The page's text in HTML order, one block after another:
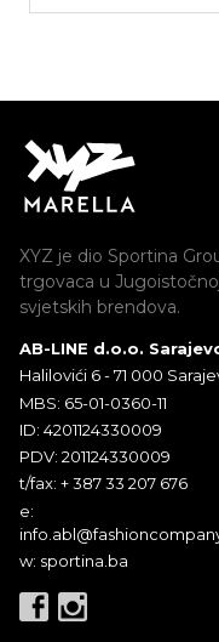
XYZ je dio Sportina
trgovaca u
svjetskih brendova.
AB-LINE d.o.o.
Halilovići 6 - 71 000
MBS: 65-01-0360-11
ID: 4201124330009
PDV: 201124330009
t/fax: + 387 33 207 676
e:
w: sportina.ba